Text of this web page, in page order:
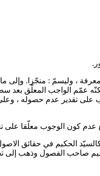
، وليسمّ : منجّزا. وإلى
عمّم الواجب المعلّق بعد
تقدير عدم حصوله ،
الوجوب معلّقا على تقدير
صاحب الفصول وذهب إلى